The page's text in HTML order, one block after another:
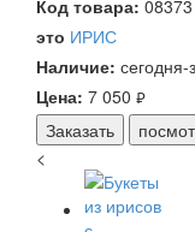
Код товара: 08373
это ИРИС
Наличие: сегодня-
Цена: 7 050 руб.
Заказать
<